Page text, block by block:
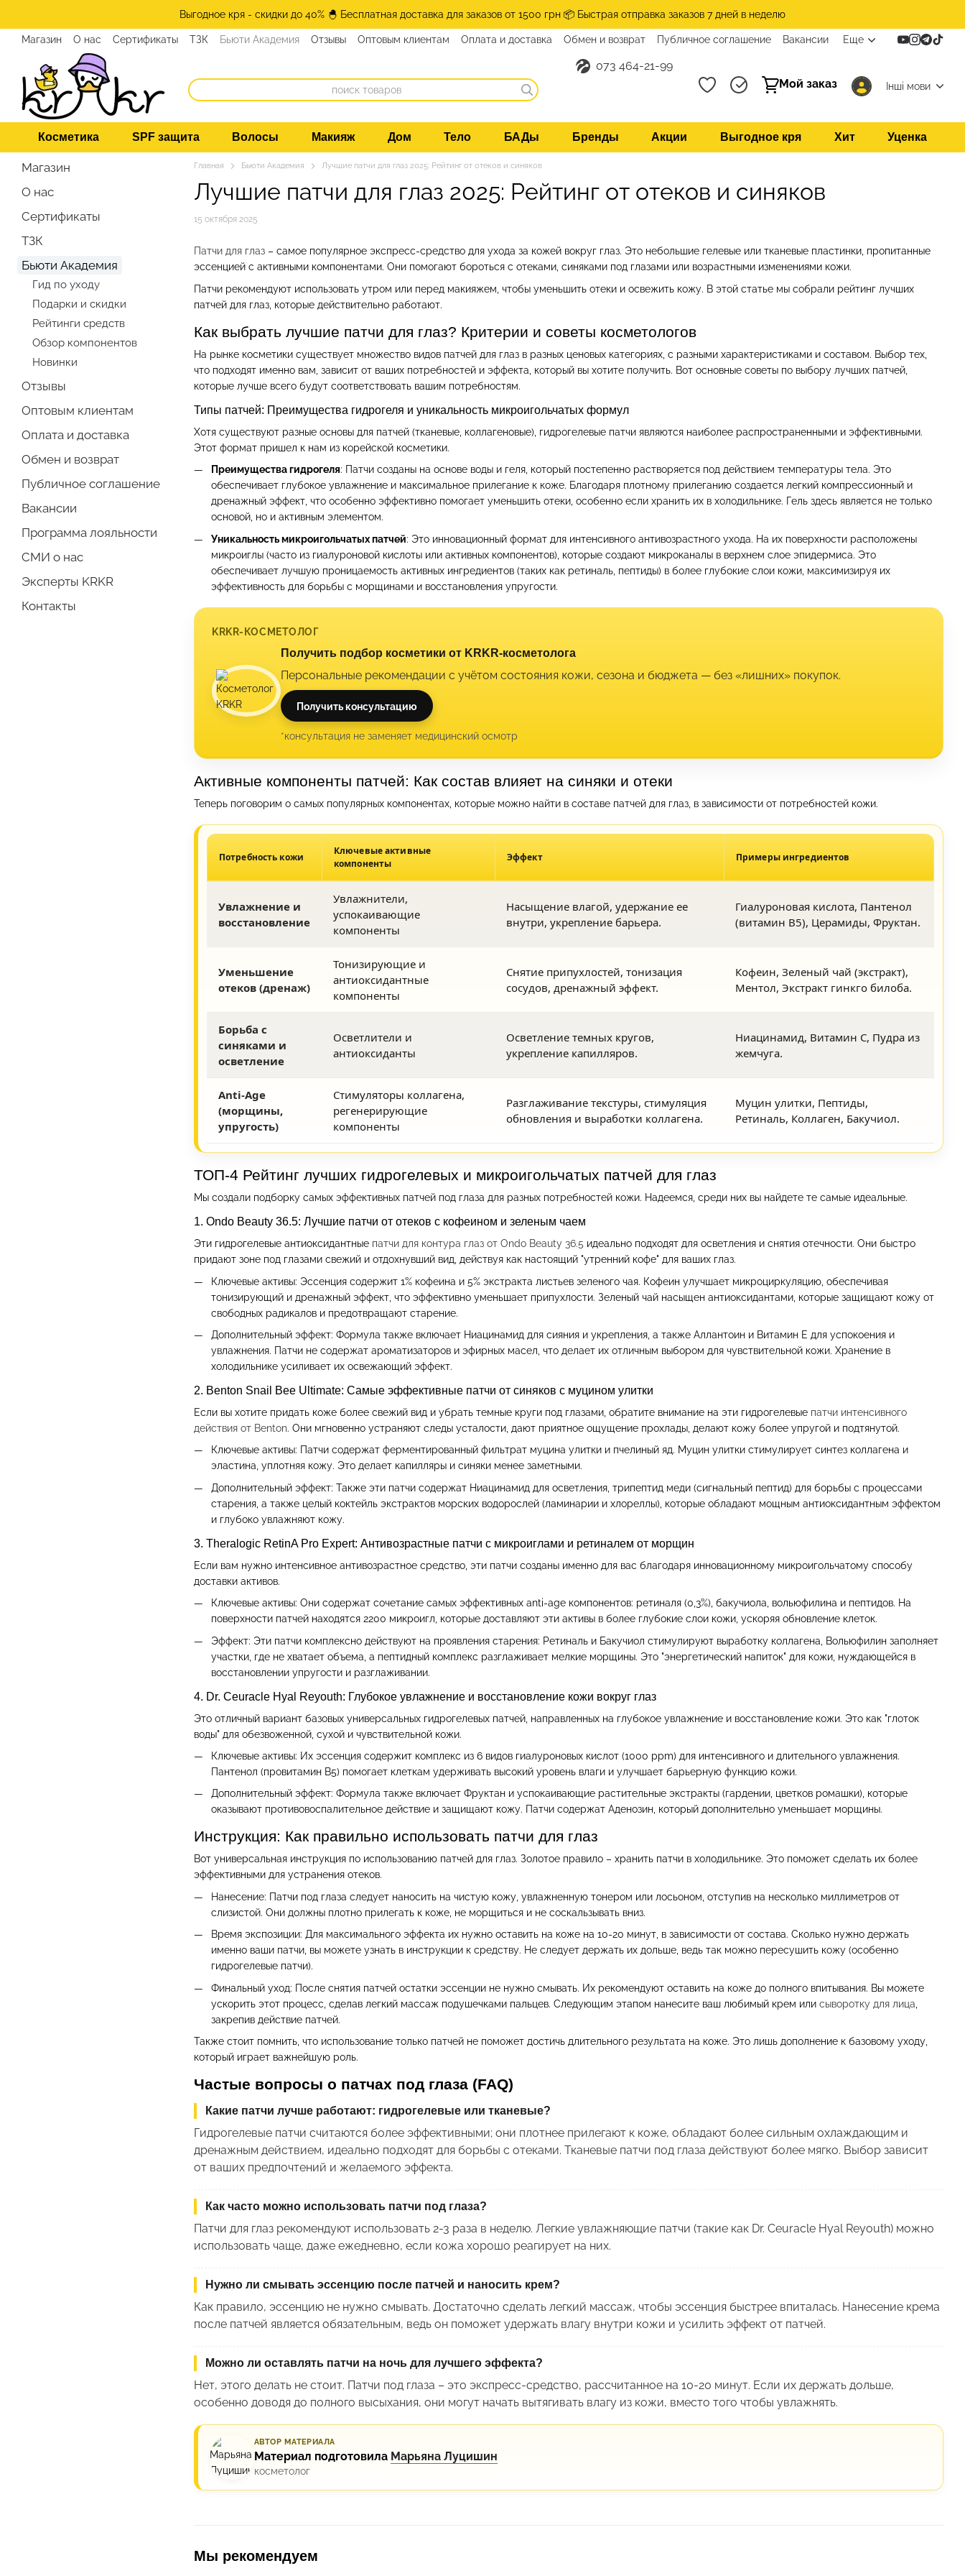
Выгодное кря - скидки до 40% 🐣 Бесплатная доставка для заказов от 1500 грн 📦 Быстрая отправка заказов 7 дней в неделю
Магазин О нас Сертификаты ТЗК Бьюти Академия Отзывы Оптовым клиентам Оплата и доставка Обмен и возврат Публичное соглашение Вакансии Еще
073 464-21-99
Мой заказ
Інші мови
Косметика SPF защита Волосы Макияж Дом Тело БАДы Бренды Акции Выгодное кря Хит Уценка
Главная Бьюти Академия Лучшие патчи для глаз 2025: Рейтинг от отеков и синяков
Лучшие патчи для глаз 2025: Рейтинг от отеков и синяков
15 октября 2025
Патчи для глаз – самое популярное экспресс-средство для ухода за кожей вокруг глаз. Это небольшие гелевые или тканевые пластинки, пропитанные
эссенцией с активными компонентами. Они помогают бороться с отеками, синяками под глазами или возрастными изменениями кожи.
Патчи рекомендуют использовать утром или перед макияжем, чтобы уменьшить отеки и освежить кожу. В этой статье мы собрали рейтинг лучших
патчей для глаз, которые действительно работают.
Как выбрать лучшие патчи для глаз? Критерии и советы косметологов
На рынке косметики существует множество видов патчей для глаз в разных ценовых категориях, с разными характеристиками и составом. Выбор тех,
что подходят именно вам, зависит от ваших потребностей и эффекта, который вы хотите получить. Вот основные советы по выбору лучших патчей,
которые лучше всего будут соответствовать вашим потребностям.
Типы патчей: Преимущества гидрогеля и уникальность микроигольчатых формул
Хотя существуют разные основы для патчей (тканевые, коллагеновые), гидрогелевые патчи являются наиболее распространенными и эффективными.
Этот формат пришел к нам из корейской косметики.
Преимущества гидрогеля: Патчи созданы на основе воды и геля, который постепенно растворяется под действием температуры тела. Это
обеспечивает глубокое увлажнение и максимальное прилегание к коже. Благодаря плотному прилеганию создается легкий компрессионный и
дренажный эффект, что особенно эффективно помогает уменьшить отеки, особенно если хранить их в холодильнике. Гель здесь является не только
основой, но и активным элементом.
Уникальность микроигольчатых патчей: Это инновационный формат для интенсивного антивозрастного ухода. На их поверхности расположены
микроиглы (часто из гиалуроновой кислоты или активных компонентов), которые создают микроканалы в верхнем слое эпидермиса. Это
обеспечивает лучшую проницаемость активных ингредиентов (таких как ретиналь, пептиды) в более глубокие слои кожи, максимизируя их
эффективность для борьбы с морщинами и восстановления упругости.
KRKR-КОСМЕТОЛОГ
Получить подбор косметики от KRKR-косметолога
Персональные рекомендации с учётом состояния кожи, сезона и бюджета — без «лишних» покупок.
Получить консультацию
*консультация не заменяет медицинский осмотр
Активные компоненты патчей: Как состав влияет на синяки и отеки
Теперь поговорим о самых популярных компонентах, которые можно найти в составе патчей для глаз, в зависимости от потребностей кожи.
Потребность кожи
Ключевые активные
компоненты
Эффект Примеры ингредиентов
Увлажнение и
восстановление
Увлажнители,
успокаивающие
компоненты
Насыщение влагой, удержание ее
внутри, укрепление барьера.
Гиалуроновая кислота, Пантенол
(витамин В5), Церамиды, Фруктан.
Уменьшение
отеков (дренаж)
Тонизирующие и
антиоксидантные
компоненты
Снятие припухлостей, тонизация
сосудов, дренажный эффект.
Кофеин, Зеленый чай (экстракт),
Ментол, Экстракт гинкго билоба.
Борьба с
синяками и
осветление
Осветлители и
антиоксиданты
Осветление темных кругов,
укрепление капилляров.
Ниацинамид, Витамин С, Пудра из
жемчуга.
Anti-Age
(морщины,
упругость)
Стимуляторы коллагена,
регенерирующие
компоненты
Разглаживание текстуры, стимуляция
обновления и выработки коллагена.
Муцин улитки, Пептиды,
Ретиналь, Коллаген, Бакучиол.
ТОП-4 Рейтинг лучших гидрогелевых и микроигольчатых патчей для глаз
Мы создали подборку самых эффективных патчей под глаза для разных потребностей кожи. Надеемся, среди них вы найдете те самые идеальные.
1. Ondo Beauty 36.5: Лучшие патчи от отеков с кофеином и зеленым чаем
Эти гидрогелевые антиоксидантные патчи для контура глаз от Ondo Beauty 36.5 идеально подходят для осветления и снятия отечности. Они быстро
придают зоне под глазами свежий и отдохнувший вид, действуя как настоящий "утренний кофе" для ваших глаз.
Ключевые активы: Эссенция содержит 1% кофеина и 5% экстракта листьев зеленого чая. Кофеин улучшает микроциркуляцию, обеспечивая
тонизирующий и дренажный эффект, что эффективно уменьшает припухлости. Зеленый чай насыщен антиоксидантами, которые защищают кожу от
свободных радикалов и предотвращают старение.
Дополнительный эффект: Формула также включает Ниацинамид для сияния и укрепления, а также Аллантоин и Витамин Е для успокоения и
увлажнения. Патчи не содержат ароматизаторов и эфирных масел, что делает их отличным выбором для чувствительной кожи. Хранение в
холодильнике усиливает их освежающий эффект.
2. Benton Snail Bee Ultimate: Самые эффективные патчи от синяков с муцином улитки
Если вы хотите придать коже более свежий вид и убрать темные круги под глазами, обратите внимание на эти гидрогелевые патчи интенсивного
действия от Benton. Они мгновенно устраняют следы усталости, дают приятное ощущение прохлады, делают кожу более упругой и подтянутой.
Ключевые активы: Патчи содержат ферментированный фильтрат муцина улитки и пчелиный яд. Муцин улитки стимулирует синтез коллагена и
эластина, уплотняя кожу. Это делает капилляры и синяки менее заметными.
Дополнительный эффект: Также эти патчи содержат Ниацинамид для осветления, трипептид меди (сигнальный пептид) для борьбы с процессами
старения, а также целый коктейль экстрактов морских водорослей (ламинарии и хлореллы), которые обладают мощным антиоксидантным эффектом
и глубоко увлажняют кожу.
3. Theralogic RetinA Pro Expert: Антивозрастные патчи с микроиглами и ретиналем от морщин
Если вам нужно интенсивное антивозрастное средство, эти патчи созданы именно для вас благодаря инновационному микроигольчатому способу
доставки активов.
Ключевые активы: Они содержат сочетание самых эффективных anti-age компонентов: ретиналя (0,3%), бакучиола, вольюфилина и пептидов. На
поверхности патчей находятся 2200 микроигл, которые доставляют эти активы в более глубокие слои кожи, ускоряя обновление клеток.
Эффект: Эти патчи комплексно действуют на проявления старения: Ретиналь и Бакучиол стимулируют выработку коллагена, Вольюфилин заполняет
участки, где не хватает объема, а пептидный комплекс разглаживает мелкие морщины. Это "энергетический напиток" для кожи, нуждающейся в
восстановлении упругости и разглаживании.
4. Dr. Ceuracle Hyal Reyouth: Глубокое увлажнение и восстановление кожи вокруг глаз
Это отличный вариант базовых универсальных гидрогелевых патчей, направленных на глубокое увлажнение и восстановление кожи. Это как "глоток
воды" для обезвоженной, сухой и чувствительной кожи.
Ключевые активы: Их эссенция содержит комплекс из 6 видов гиалуроновых кислот (1000 ppm) для интенсивного и длительного увлажнения.
Пантенол (провитамин В5) помогает клеткам удерживать высокий уровень влаги и улучшает барьерную функцию кожи.
Дополнительный эффект: Формула также включает Фруктан и успокаивающие растительные экстракты (гардении, цветков ромашки), которые
оказывают противовоспалительное действие и защищают кожу. Патчи содержат Аденозин, который дополнительно уменьшает морщины.
Инструкция: Как правильно использовать патчи для глаз
Вот универсальная инструкция по использованию патчей для глаз. Золотое правило – хранить патчи в холодильнике. Это поможет сделать их более
эффективными для устранения отеков.
Нанесение: Патчи под глаза следует наносить на чистую кожу, увлажненную тонером или лосьоном, отступив на несколько миллиметров от
слизистой. Они должны плотно прилегать к коже, не морщиться и не соскальзывать вниз.
Время экспозиции: Для максимального эффекта их нужно оставить на коже на 10-20 минут, в зависимости от состава. Сколько нужно держать
именно ваши патчи, вы можете узнать в инструкции к средству. Не следует держать их дольше, ведь так можно пересушить кожу (особенно
гидрогелевые патчи).
Финальный уход: После снятия патчей остатки эссенции не нужно смывать. Их рекомендуют оставить на коже до полного впитывания. Вы можете
ускорить этот процесс, сделав легкий массаж подушечками пальцев. Следующим этапом нанесите ваш любимый крем или сыворотку для лица
закрепив действие патчей.
Также стоит помнить, что использование только патчей не поможет достичь длительного результата на коже. Это лишь дополнение к базовому уходу,
который играет важнейшую роль.
Частые вопросы о патчах под глаза (FAQ)
Какие патчи лучше работают: гидрогелевые или тканевые?
Гидрогелевые патчи считаются более эффективными; они плотнее прилегают к коже, обладают более сильным охлаждающим и
дренажным действием, идеально подходят для борьбы с отеками. Тканевые патчи под глаза действуют более мягко. Выбор зависит
от ваших предпочтений и желаемого эффекта.
Как часто можно использовать патчи под глаза?
Патчи для глаз рекомендуют использовать 2-3 раза в неделю. Легкие увлажняющие патчи (такие как Dr. Ceuracle Hyal Reyouth) можно
использовать чаще, даже ежедневно, если кожа хорошо реагирует на них.
Нужно ли смывать эссенцию после патчей и наносить крем?
Как правило, эссенцию не нужно смывать. Достаточно сделать легкий массаж, чтобы эссенция быстрее впиталась. Нанесение крема
после патчей является обязательным, ведь он поможет удержать влагу внутри кожи и усилить эффект от патчей.
Можно ли оставлять патчи на ночь для лучшего эффекта?
Нет, этого делать не стоит. Патчи под глаза – это экспресс-средство, рассчитанное на 10-20 минут. Если их держать дольше,
особенно доводя до полного высыхания, они могут начать вытягивать влагу из кожи, вместо того чтобы увлажнять.
АВТОР МАТЕРИАЛА
Материал подготовила Марьяна Луцишин
косметолог
Мы рекомендуем
Магазин
О нас
Сертификаты
ТЗК
Бьюти Академия
Гид по уходу
Подарки и скидки
Рейтинги средств
Обзор компонентов
Новинки
Отзывы
Оптовым клиентам
Оплата и доставка
Обмен и возврат
Публичное соглашение
Вакансии
Программа лояльности
СМИ о нас
Эксперты KRKR
Контакты